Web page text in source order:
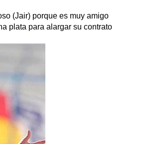
(Jair) porque es muy amigo
plata para alargar su contrato